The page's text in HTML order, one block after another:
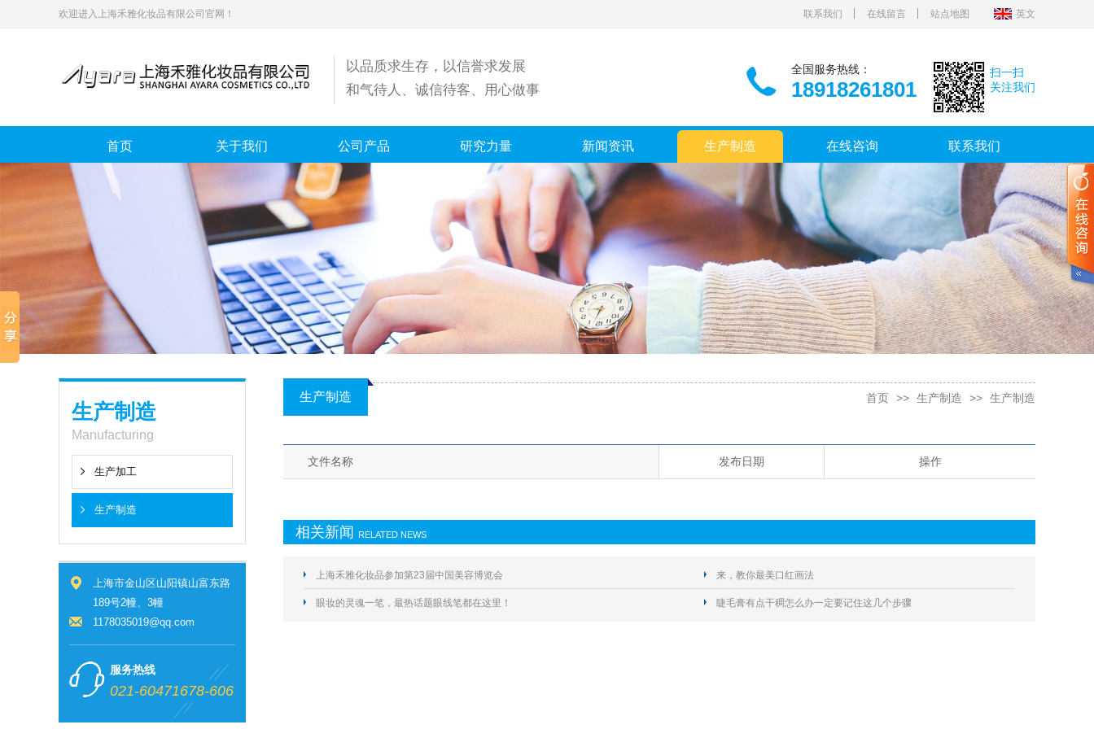
欢迎进入上海禾雅化妆品有限公司官网！ 英文
联系我们 在线留言 站点地图
以品质求生存，以信誉求发展
和气待人、诚信待客、用心做事
扫一扫
关注我们
全国服务热线：
18918261801
首页 关于我们 公司产品 研究力量 新闻资讯 生产制造 在线咨询 联系我们
生产制造
Manufacturing
生产加工
生产制造
上海市金山区山阳镇山富东路
189号2幢、3幢
1178035019@qq.com
服务热线
021-60471678-606
生产制造 首页 >> 生产制造 >> 生产制造
文件名称 发布日期 操作
相关新闻 RELATED NEWS
上海禾雅化妆品参加第23届中国美容博览会 来，教你最美口红画法
眼妆的灵魂一笔，最热话题眼线笔都在这里！ 睫毛膏有点干稠怎么办一定要记住这几个步骤